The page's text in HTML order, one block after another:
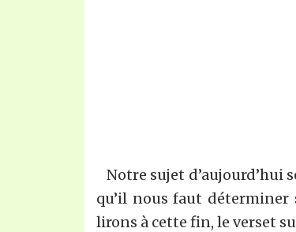
Notre sujet d’aujourd’hui
qu’il nous faut déterminer
lirons à cette fin, le verset